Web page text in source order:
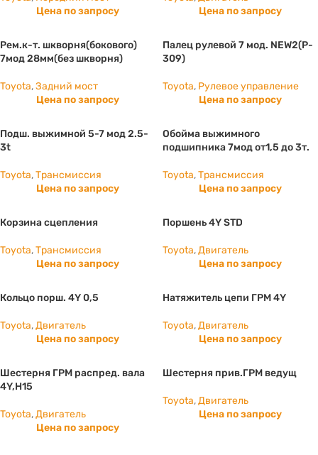
Цена по запросу
Цена по запросу
Рем.к-т. шкворня(бокового)
7мод 28мм(без шкворня)
Toyota,Задний мост
Цена по запросу
Палец рулевой 7 мод. NEW2(P-
309)
Toyota, Рулевое управление
Цена по запросу
Подш. выжимной 5-7 мод 2.5-
3t
Toyota,Трансмиссия
Цена по запросу
Обойма выжимного
подшипника 7мод от1,5 до 3т.
Toyota,Трансмиссия
Цена по запросу
Корзина сцепления
Toyota,Трансмиссия
Цена по запросу
Поршень 4Y STD
Toyota,Двигатель
Цена по запросу
Кольцо порш. 4Y 0,5
Toyota,Двигатель
Цена по запросу
Натяжитель цепи ГРМ 4Y
Toyota,Двигатель
Цена по запросу
Шестерня ГРМ распред. вала
4Y,H15
Toyota,Двигатель
Цена по запросу
Шестерня прив.ГРМ ведущ
Toyota,Двигатель
Цена по запросу